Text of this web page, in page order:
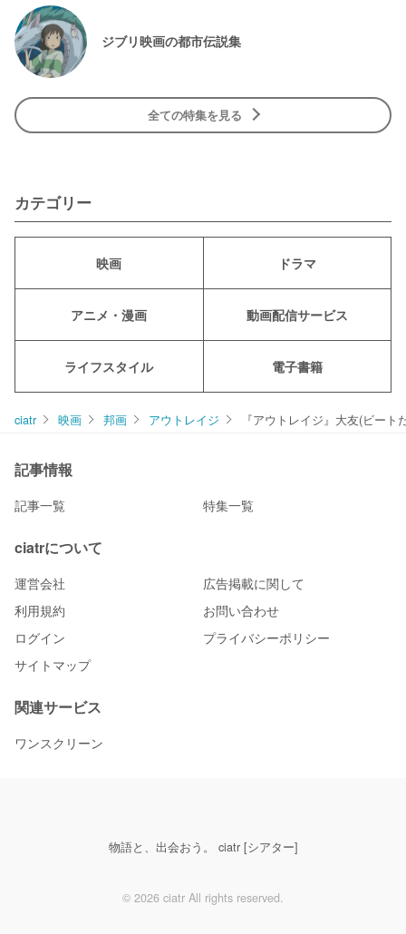
ジブリ映画の都市伝説集
全ての特集を見る
カテゴリー
映画 ドラマ
アニメ・漫画 動画配信サービス
ライフスタイル 電子書籍
ciatr 映画 邦画 アウトレイジ 『アウトレイジ』大友(ビー
記事情報
記事一覧 特集一覧
ciatrについて
運営会社
広告掲載に関して
利用規約
お問い合わせ
ログイン
プライバシーポリシー
サイトマップ
関連サービス
ワンスクリーン
物語と、出会おう。 ciatr [シアター]
© 2026 ciatr All rights reserved.